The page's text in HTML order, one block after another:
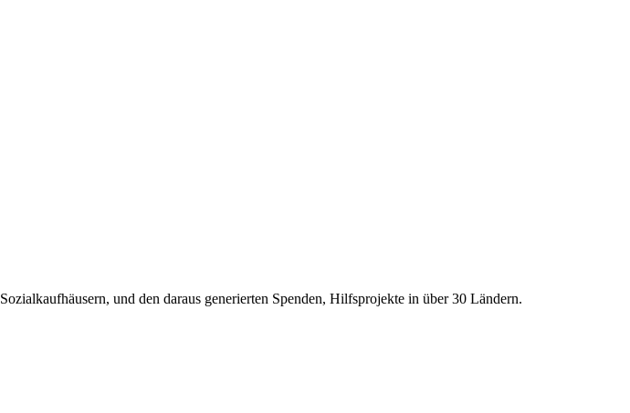
Sozialkaufhäusern, und den daraus generierten Spenden, Hilfsprojekte in über30 Ländern.